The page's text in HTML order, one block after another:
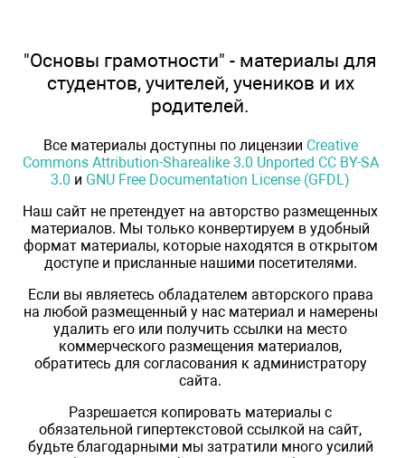
"Основы грамотности" - материалы для
студентов, учителей, учеников и их
родителей.
Все материалы доступны по лицензии Creative
Commons Attribution-Sharealike 3.0 Unported CC BY-SA
3.0 и GNU Free Documentation License (GFDL)
Наш сайт не претендует на авторство размещенных
материалов. Мы только конвертируем в удобный
формат материалы, которые находятся в открытом
доступе и присланные нашими посетителями.
Если вы являетесь обладателем авторского права
на любой размещенный у нас материал и намерены
удалить его или получить ссылки на место
коммерческого размещения материалов,
обратитесь для согласования к администратору
сайта.
Разрешается копировать материалы с
обязательной гипертекстовой ссылкой на сайт,
будьте благодарными мы затратили много усилий